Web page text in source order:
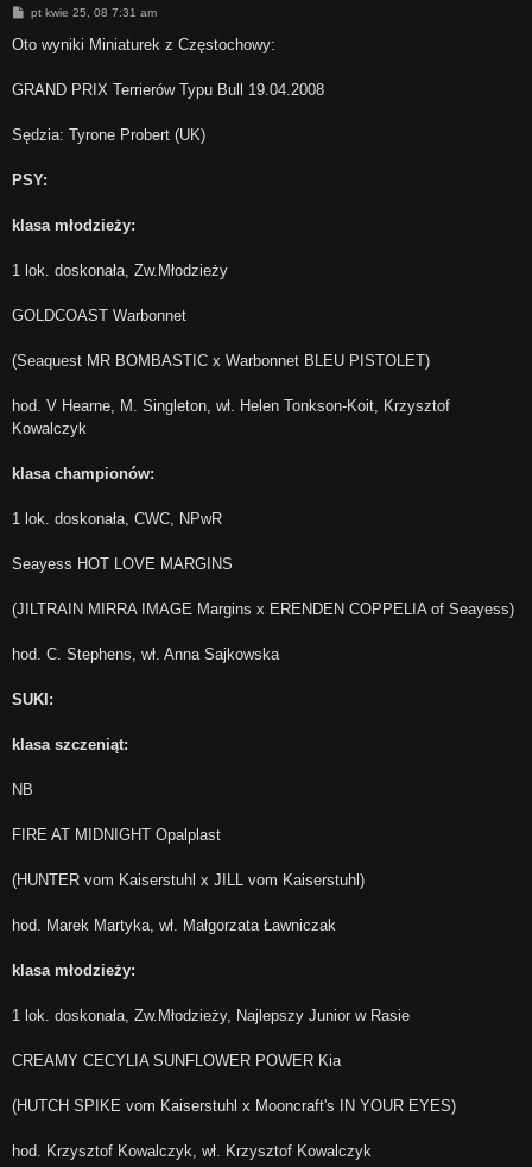
P
s
t
pt kwie 25, 08 7:31 am
Oto wyniki Miniaturek z Częstochowy:
GRAND PRIX Terrierów Typu Bull 19.04.2008
Sędzia: Tyrone Probert (UK)
PSY:
klasa młodzieży:
1 lok. doskonała, Zw.Młodzieży
GOLDCOAST Warbonnet
(Seaquest MR BOMBASTIC x Warbonnet BLEU PISTOLET)
hod. V Hearne, M. Singleton, wł. Helen Tonkson-Koit, Krzysztof
Kowalczyk
klasa championów:
1 lok. doskonała, CWC, NPwR
Seayess HOT LOVE MARGINS
(JILTRAIN MIRRA IMAGE Margins x ERENDEN COPPELIA of Seayess)
hod. C. Stephens, wł. Anna Sajkowska
SUKI:
klasa szczeniąt:
NB
FIRE AT MIDNIGHT Opalplast
(HUNTER vom Kaiserstuhl x JILL vom Kaiserstuhl)
hod. Marek Martyka, wł. Małgorzata Ławniczak
klasa młodzieży:
1 lok. doskonała, Zw.Młodzieży, Najlepszy Junior w Rasie
CREAMY CECYLIA SUNFLOWER POWER Kia
(HUTCH SPIKE vom Kaiserstuhl x Mooncraft's IN YOUR EYES)
hod. Krzysztof Kowalczyk, wł. Krzysztof Kowalczyk